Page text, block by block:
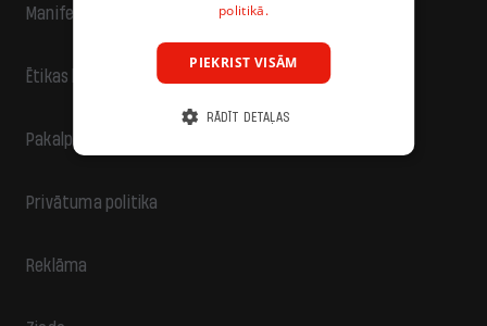
Manifests
Ētikas kodekss
Pakalpojumu sniegšanas noteikumi
Privātuma politika
Reklāma
politikā.
PIEKRIST VISĀM
RĀDĪT DETAĻAS